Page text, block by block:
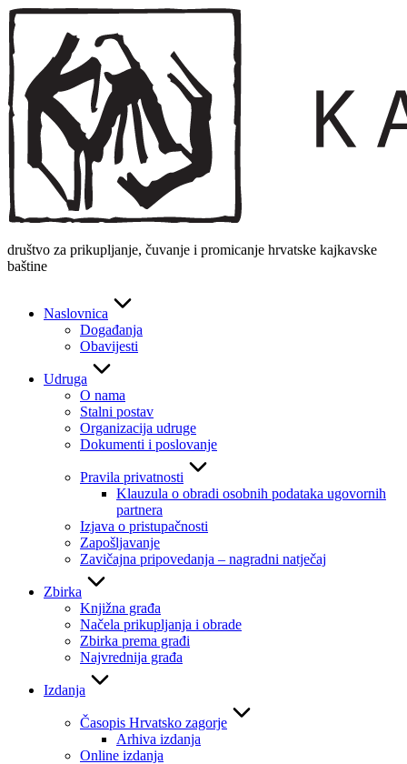
Skip
to
content
društvo za prikupljanje, čuvanje i promicanje hrvatske kajkavske
baštine
Naslovnica
Događanja
Obavijesti
Udruga
O nama
Stalni postav
Organizacija udruge
Dokumenti i poslovanje
Pravila privatnosti
Klauzula o obradi osobnih podataka ugovornih
partnera
Izjava o pristupačnosti
Zapošljavanje
Zavičajna pripovedanja – nagradni natječaj
Zbirka
Knjižna građa
Načela prikupljanja i obrade
Zbirka prema građi
Najvrednija građa
Izdanja
Časopis Hrvatsko zagorje
Arhiva izdanja
Online izdanja